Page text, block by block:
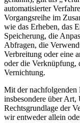
automatisierter
Vorgangsreihe im
wie das Erheben, das
Speicherung, die
Abfragen, die
Verbreitung oder eine
oder die Verknüpfung,
Vernichtung.
Mit der nachfolgenden
insbesondere über
Rechtsgrundlage der
wir entweder allein